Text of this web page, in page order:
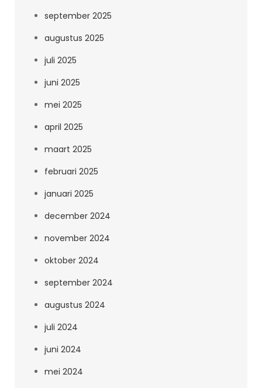
september 2025
augustus 2025
juli 2025
juni 2025
mei 2025
april 2025
maart 2025
februari 2025
januari 2025
december 2024
november 2024
oktober 2024
september 2024
augustus 2024
juli 2024
juni 2024
mei 2024